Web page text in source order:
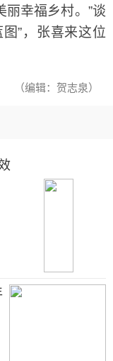
幸福乡村。”谈
”，张喜来这位
（编辑：贺志泉）